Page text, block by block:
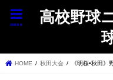
高校野球
menu
HOME 秋田大会 《明桜•秋田》